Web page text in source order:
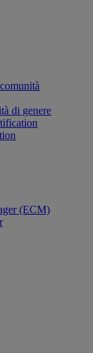
di genere
(ECM)